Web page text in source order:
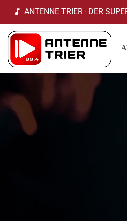
music_note ANTENNE TRIER - DER